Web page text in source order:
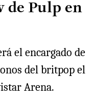
de Pulp en
el encargado de
del britpop el
Arena.